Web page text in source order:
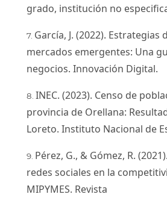
grado, institución no
García, J. (2022). Estrategias
mercados emergentes: Una
negocios. Innovación Digital.
INEC. (2023). Censo de
provincia de Orellana:
Loreto. Instituto Nacional de
Pérez, G., & Gómez, R.
redes sociales en la
MIPYMES. Revista